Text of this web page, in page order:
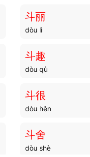
斗丽
dòu lì
斗趣
dòu qù
斗很
dòu hěn
斗舍
dòu shè